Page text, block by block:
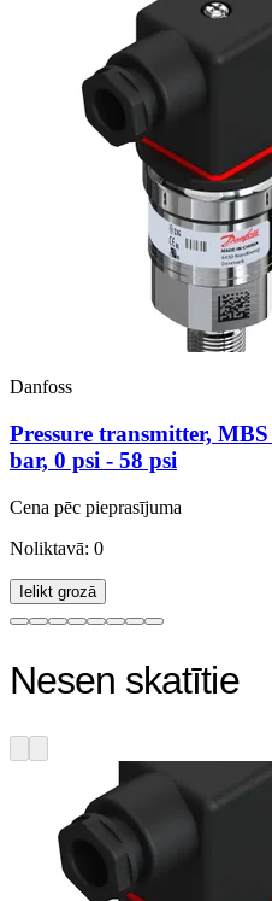
Danfoss
Pressure transmitter,
bar, 0 psi - 58 psi
Cena pēc pieprasījuma
Noliktavā: 0
Ielikt grozā
Nesen skatītie